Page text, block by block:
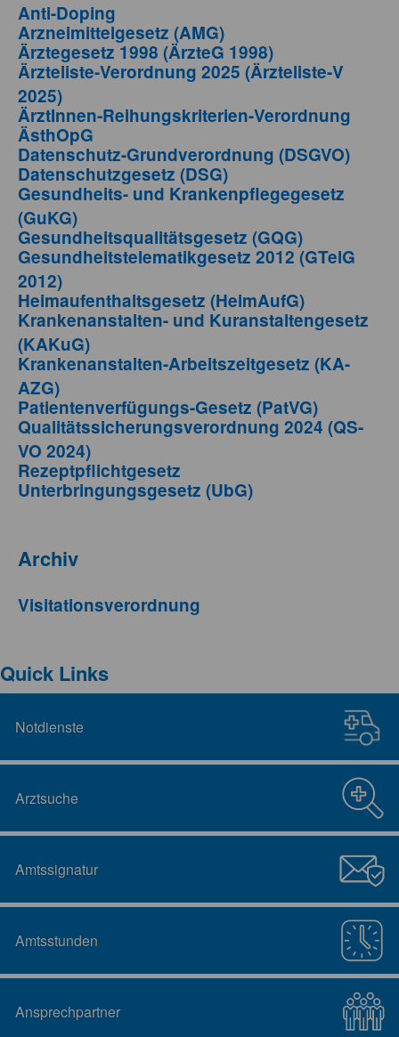
Anti-Doping
Arzneimittelgesetz (AMG)
Ärztegesetz 1998 (ÄrzteG 1998)
Ärzteliste-Verordnung 2025 (Ärzteliste-V
2025)
ÄrztInnen-Reihungskriterien-Verordnung
ÄsthOpG
Datenschutz-Grundverordnung (DSGVO)
Datenschutzgesetz (DSG)
Gesundheits- und Krankenpflegegesetz
(GuKG)
Gesundheitsqualitätsgesetz (GQG)
Gesundheitstelematikgesetz 2012 (GTelG
2012)
Heimaufenthaltsgesetz (HeimAufG)
Krankenanstalten- und Kuranstaltengesetz
(KAKuG)
Krankenanstalten-Arbeitszeitgesetz (KA-
AZG)
Patientenverfügungs-Gesetz (PatVG)
Qualitätssicherungsverordnung 2024 (QS-
VO 2024)
Rezeptpflichtgesetz
Unterbringungsgesetz (UbG)
Archiv
Visitationsverordnung
Quick Links
Notdienste
Arztsuche
Amtssignatur
Amtsstunden
Ansprechpartner